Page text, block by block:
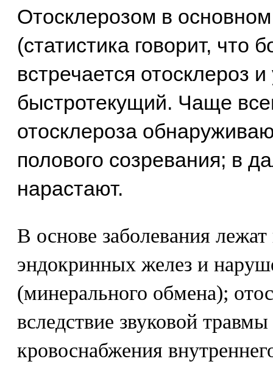
Отосклерозом в
(статистика говорит,
встречается отосклероз
быстротекущий. Чаще
отосклероза
полового созревания; в
нарастают.
В основе заболевания
эндокринных желез и
(минерального обмена);
вследствие звуковой
кровоснабжения